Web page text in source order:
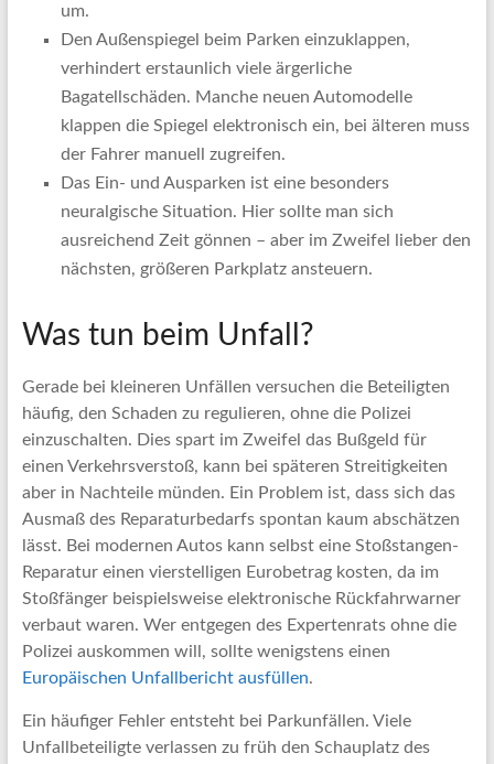
um.
Den Außenspiegel beim Parken einzuklappen,
verhindert erstaunlich viele ärgerliche
Bagatellschäden. Manche neuen Automodelle
klappen die Spiegel elektronisch ein, bei älteren muss
der Fahrer manuell zugreifen.
Das Ein- und Ausparken ist eine besonders
neuralgische Situation. Hier sollte man sich
ausreichend Zeit gönnen – aber im Zweifel lieber den
nächsten, größeren Parkplatz ansteuern.
Was tun beim Unfall?
Gerade bei kleineren Unfällen versuchen die Beteiligten
häufig, den Schaden zu regulieren, ohne die Polizei
einzuschalten. Dies spart im Zweifel das Bußgeld für
einen Verkehrsverstoß, kann bei späteren Streitigkeiten
aber in Nachteile münden. Ein Problem ist, dass sich das
Ausmaß des Reparaturbedarfs spontan kaum abschätzen
lässt. Bei modernen Autos kann selbst eine Stoßstangen-
Reparatur einen vierstelligen Eurobetrag kosten, da im
Stoßfänger beispielsweise elektronische Rückfahrwarner
verbaut waren. Wer entgegen des Expertenrats ohne die
Polizei auskommen will, sollte wenigstens einen
Europäischen Unfallbericht ausfüllen.
Ein häufiger Fehler entsteht bei Parkunfällen. Viele
Unfallbeteiligte verlassen zu früh den Schauplatz des